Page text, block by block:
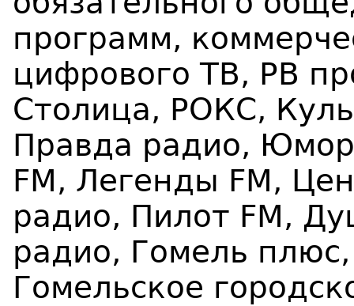
программ,
цифрового ТВ, РВ
Столица, РОКС,
Правда радио, Юмор
FM, Легенды FM,
радио, Пилот FM,
радио, Гомель
Гомельское